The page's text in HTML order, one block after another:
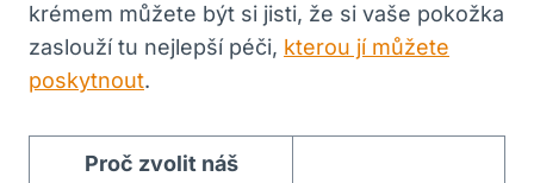
krémem můžete být si jisti, že si vaše pokožka
zaslouží tu nejlepší péči, kterou jí můžete
poskytnout.
Proč zvolit náš